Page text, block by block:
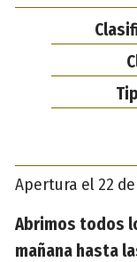
Apertura el 22
Abrimos todos
mañana hasta